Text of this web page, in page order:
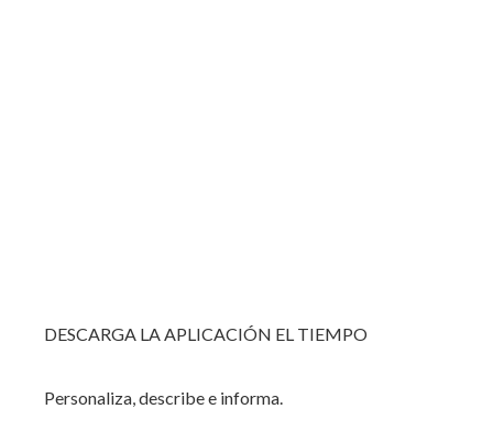
DESCARGA LA APLICACIÓN EL TIEMPO
Personaliza, describe e informa.